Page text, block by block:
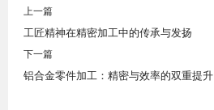
上一篇
工匠精神在精密加工中的传承与发扬
下一篇
铝合金零件加工：精密与效率的双重提升